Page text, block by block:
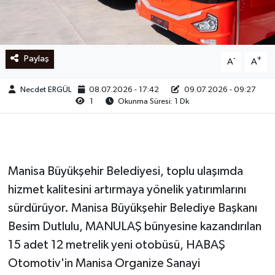
Paylaş A- A+
Necdet ERGÜL 08.07.2026 - 17:42
09.07.2026 - 09:27
1
Okunma Süresi: 1 Dk
Manisa Büyükşehir Belediyesi, toplu ulaşımda
hizmet kalitesini artırmaya yönelik yatırımlarını
sürdürüyor. Manisa Büyükşehir Belediye Başkanı
Besim Dutlulu, MANULAŞ bünyesine kazandırılan
15 adet 12 metrelik yeni otobüsü, HABAŞ
Otomotiv'in Manisa Organize Sanayi
İzmir
İletişim
Künye